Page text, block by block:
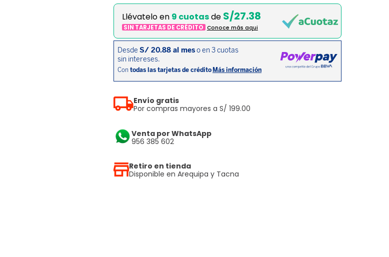
Llévatelo en 9 cuotasde S/27.38
SIN TARJETAS DE CRÉDITO Conoce más aqui
Envío gratis
Por compras mayores a S/ 199.00
Venta por WhatsApp
956 385 602
Retiro en tienda
Disponible en Arequipa y Tacna